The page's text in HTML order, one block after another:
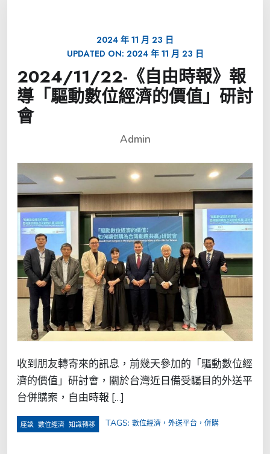
2024 年 11 月 23 日
UPDATED ON: 2024 年 11 月 23 日
2024/11/22-《自由時報》報
導「驅動數位經濟的價值」研討
會
Admin
收到朋友轉寄來的訊息，前幾天參加的「驅動數位經
濟的價值」研討會，關於台灣近日備受矚目的外送平
台併購案，自由時報 […]
座談 數位經濟 知識轉移 TAGS: 數位經濟，外送平台，併購